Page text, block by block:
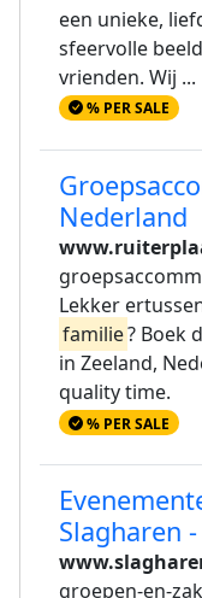
een unieke,
sfeervolle
vrienden. Wij ...
% PER SALE
Nederland
Lekker
familie? Boek
in Zeeland,
quality time.
% PER SALE
Slagharen
groepen-en-